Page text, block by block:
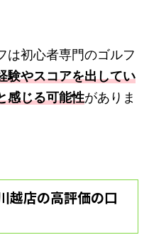
は初心者専門のゴルフ
験やスコアを出してい
感じる可能性がありま
越店の高評価の口